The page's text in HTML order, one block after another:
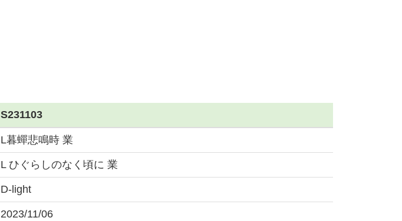
S231103
L暮蟬悲鳴時 業
L ひぐらしのなく頃に 業
D-light
2023/11/06